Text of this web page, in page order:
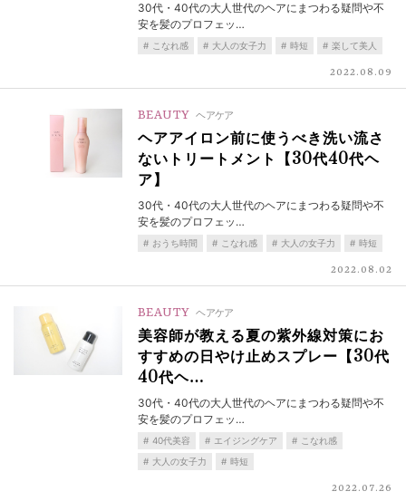
30代・40代の大人世代のヘアにまつわる疑問や不
安を髪のプロフェッ…
こなれ感 大人の女子力 時短 楽して美人
2022.08.09
BEAUTY ヘアケア
ヘアアイロン前に使うべき洗い流さ
ないトリートメント【30代40代ヘ
ア】
30代・40代の大人世代のヘアにまつわる疑問や不
安を髪のプロフェッ…
おうち時間 こなれ感 大人の女子力 時短
2022.08.02
BEAUTY ヘアケア
美容師が教える夏の紫外線対策にお
すすめの日やけ止めスプレー【30代
40代ヘ…
30代・40代の大人世代のヘアにまつわる疑問や不
安を髪のプロフェッ…
40代美容 エイジングケア
こなれ感
大人の女子力
時短
2022.07.26